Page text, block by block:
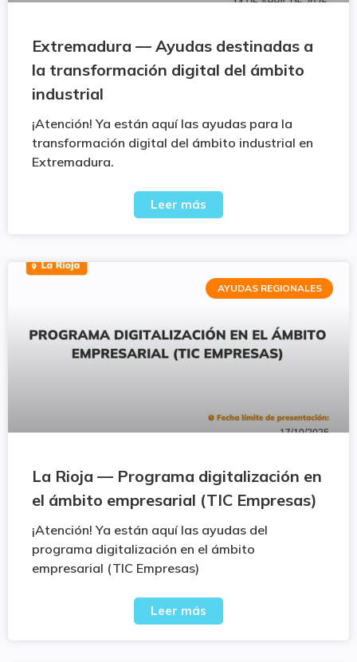
Extremadura — Ayudas destinadas a
la transformación digital del ámbito
industrial
¡Atención! Ya están aquí las ayudas para la
transformación digital del ámbito industrial en
Extremadura.
Leer más
AYUDAS REGIONALES
La Rioja — Programa digitalización en
el ámbito empresarial (TIC Empresas)
¡Atención! Ya están aquí las ayudas del
programa digitalización en el ámbito
empresarial (TIC Empresas)
Leer más